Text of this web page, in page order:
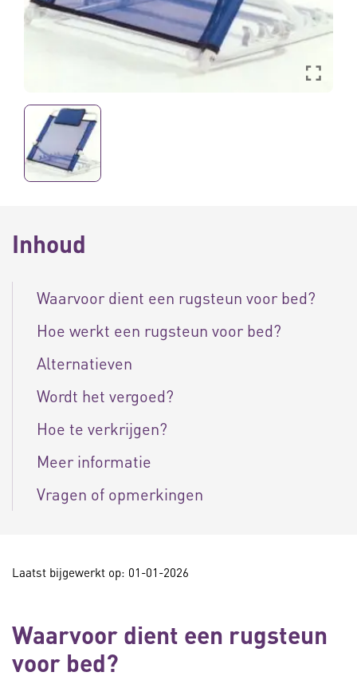
Inhoud
Waarvoor dient een rugsteun voor bed?
Hoe werkt een rugsteun voor bed?
Alternatieven
Wordt het vergoed?
Hoe te verkrijgen?
Meer informatie
Vragen of opmerkingen
Laatst bijgewerkt op: 01-01-2026
Waarvoor dient een rugsteun
voor bed?